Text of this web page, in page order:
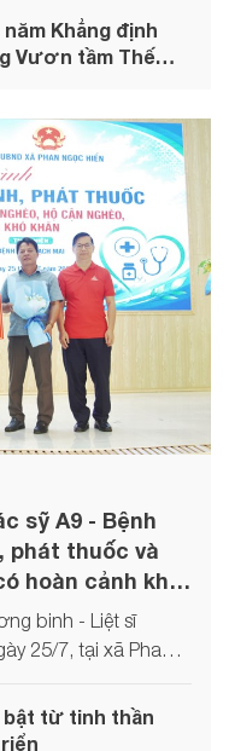
sự đồng lòng
thực hiện mục tiêu
Khẳng định
Vươn tầm Thế
sỹ A9 - Bệnh
phát thuốc và
hoàn cảnh khó
binh - Liệt sĩ
25/7, tại xã Phan
Trung tâm Cấp cứu
chương trình khám
bật từ tinh thần